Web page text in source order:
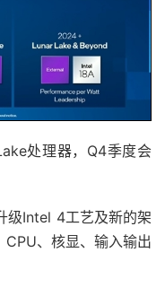
处理器，Q4季度会
级Intel 4工艺及新的架
、核显、输入输出